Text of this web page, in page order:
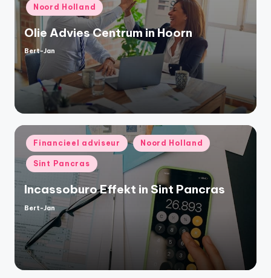
Noord Holland
Olie Advies Centrum in Hoorn
Geplaatst
door
Bert-Jan
Geplaatst
in
Financieel adviseur Noord Holland
Sint Pancras
Incassoburo Effekt in Sint Pancras
Geplaatst
Bert-Jan